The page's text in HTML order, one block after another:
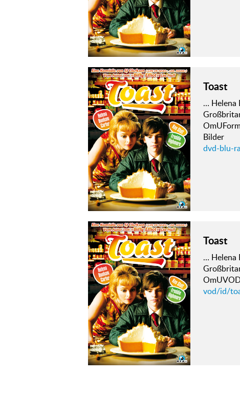
Toast
… Helena
Bilder
dvd-blu-
Toast
… Helena
vod/id/